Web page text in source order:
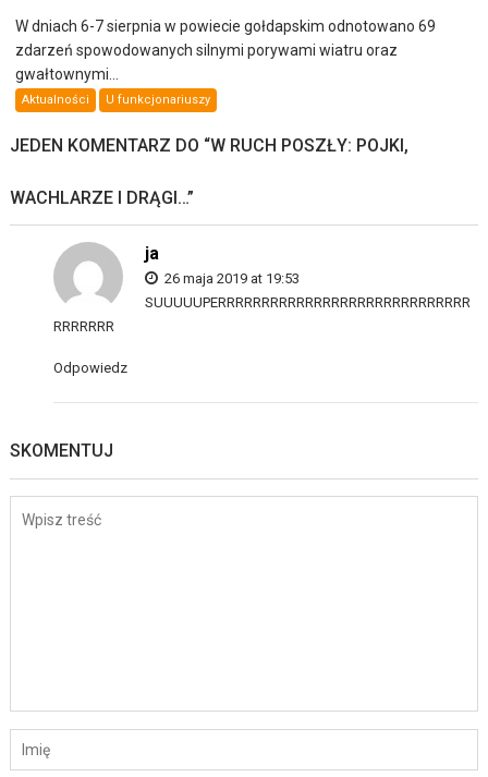
W dniach 6-7 sierpnia w powiecie gołdapskim odnotowano 69
zdarzeń spowodowanych silnymi porywami wiatru oraz
gwałtownymi...
Aktualności U funkcjonariuszy
JEDEN KOMENTARZ DO “W RUCH POSZŁY: POJKI,
WACHLARZE I DRĄGI…”
ja
26 maja 2019 at 19:53
SUUUUUPERRRRRRRRRRRRRRRRRRRRRRRRRRRRR
RRRRRRR
Odpowiedz
SKOMENTUJ